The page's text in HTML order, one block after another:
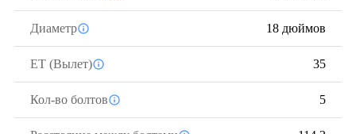
Диаметр 18 дюймов
ЕТ (Вылет) 35
Кол-во болтов 5